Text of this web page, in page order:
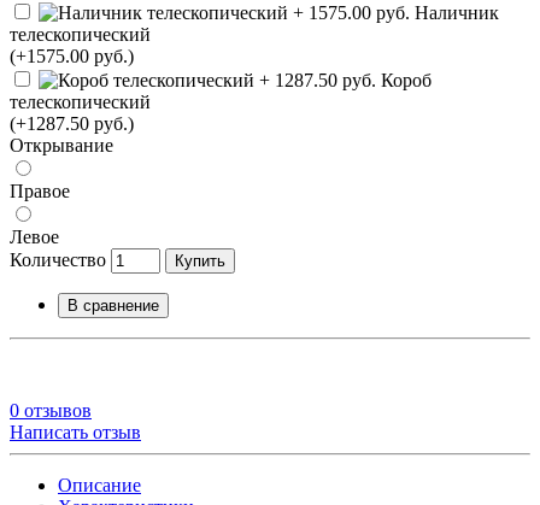
Наличник
телескопический
(+1575.00 руб.)
Короб
телескопический
(+1287.50 руб.)
Открывание
Правое
Левое
Количество
Купить
В сравнение
0 отзывов
Написать отзыв
Описание